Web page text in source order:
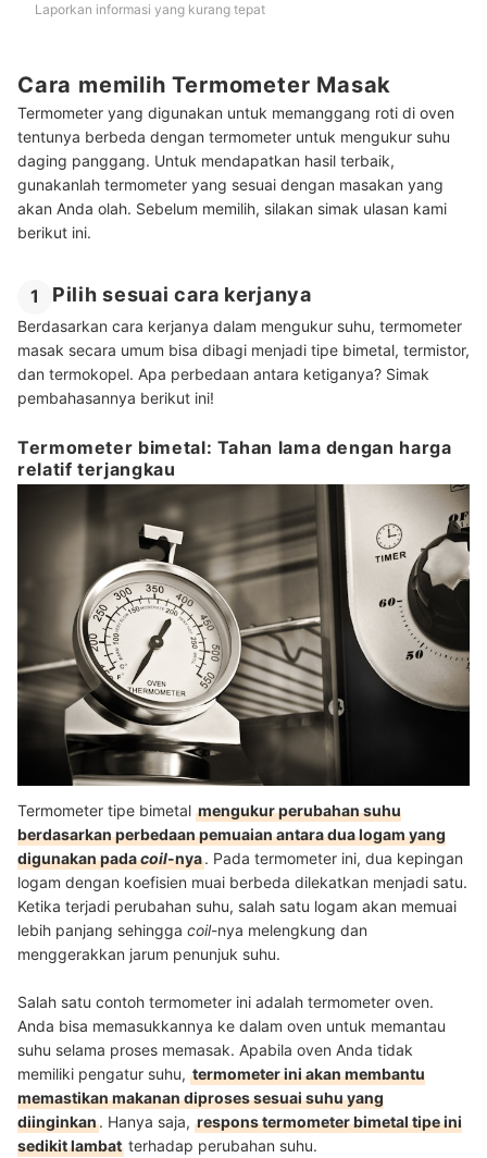
Laporkan informasi yang kurang tepat
Cara memilih Termometer Masak
Termometer yang digunakan untuk memanggang roti di oven
tentunya berbeda dengan termometer untuk mengukur suhu
daging panggang. Untuk mendapatkan hasil terbaik,
gunakanlah termometer yang sesuai dengan masakan yang
akan Anda olah. Sebelum memilih, silakan simak ulasan kami
berikut ini.
1 Pilih sesuai cara kerjanya
Berdasarkan cara kerjanya dalam mengukur suhu, termometer
masak secara umum bisa dibagi menjadi tipe bimetal, termistor,
dan termokopel. Apa perbedaan antara ketiganya? Simak
pembahasannya berikut ini!
Termometer bimetal: Tahan lama dengan harga
relatif terjangkau
Termometer tipe bimetal mengukur perubahan suhu
berdasarkan perbedaan pemuaian antara dua logam yang
digunakan padacoil-nya. Pada termometer ini, dua kepingan
logam dengan koefisien muai berbeda dilekatkan menjadi satu.
Ketika terjadi perubahan suhu, salah satu logam akan memuai
lebih panjang sehingga coil-nya melengkung dan
menggerakkan jarum penunjuk suhu.
Salah satu contoh termometer ini adalah termometer oven.
Anda bisa memasukkannya ke dalam oven untuk memantau
suhu selama proses memasak. Apabila oven Anda tidak
memiliki pengatur suhu, termometer ini akan membantu
memastikan makanan diproses sesuai suhu yang
diinginkan. Hanya saja, respons termometer bimetal tipe ini
sedikit lambat terhadap perubahan suhu.